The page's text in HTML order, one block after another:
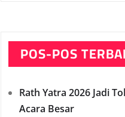
POS-POS
Rath Yatra 2026 Jadi
Acara Besar